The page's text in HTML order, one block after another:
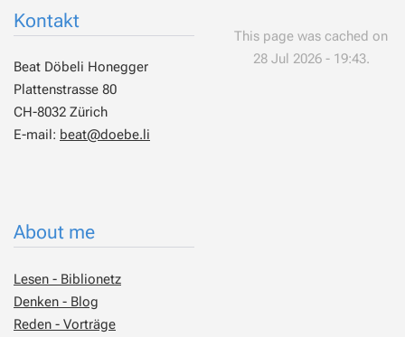
Kontakt
Beat Döbeli Honegger
Plattenstrasse 80
CH-8032 Zürich
E-mail: beat@doebe.li
About me
Lesen - Biblionetz
Denken - Blog
Reden - Vorträge
This page was cached on
28 Jul 2026 - 19:43.